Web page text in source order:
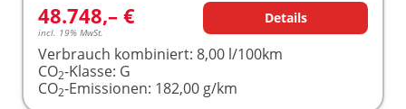
48.748,– €
incl. 19% MwSt.
Details
Verbrauch kombiniert: 8,00 l/100km
CO2-Klasse: G
CO2-Emissionen: 182,00 g/km